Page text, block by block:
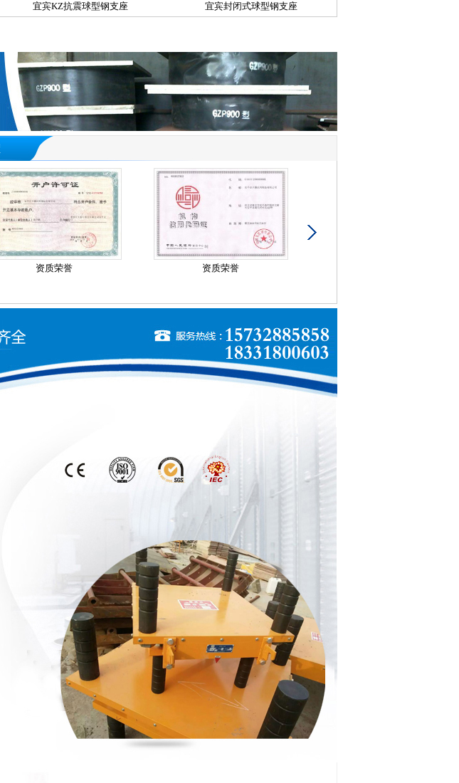
宜宾KZ抗震球型钢支座 宜宾封闭式球型钢支座
资质荣誉 资质荣誉